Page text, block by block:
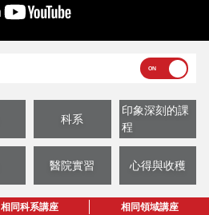
科系
印象深刻的課
程
醫院實習 心得與收穫
相同科系講座 相同領域講座